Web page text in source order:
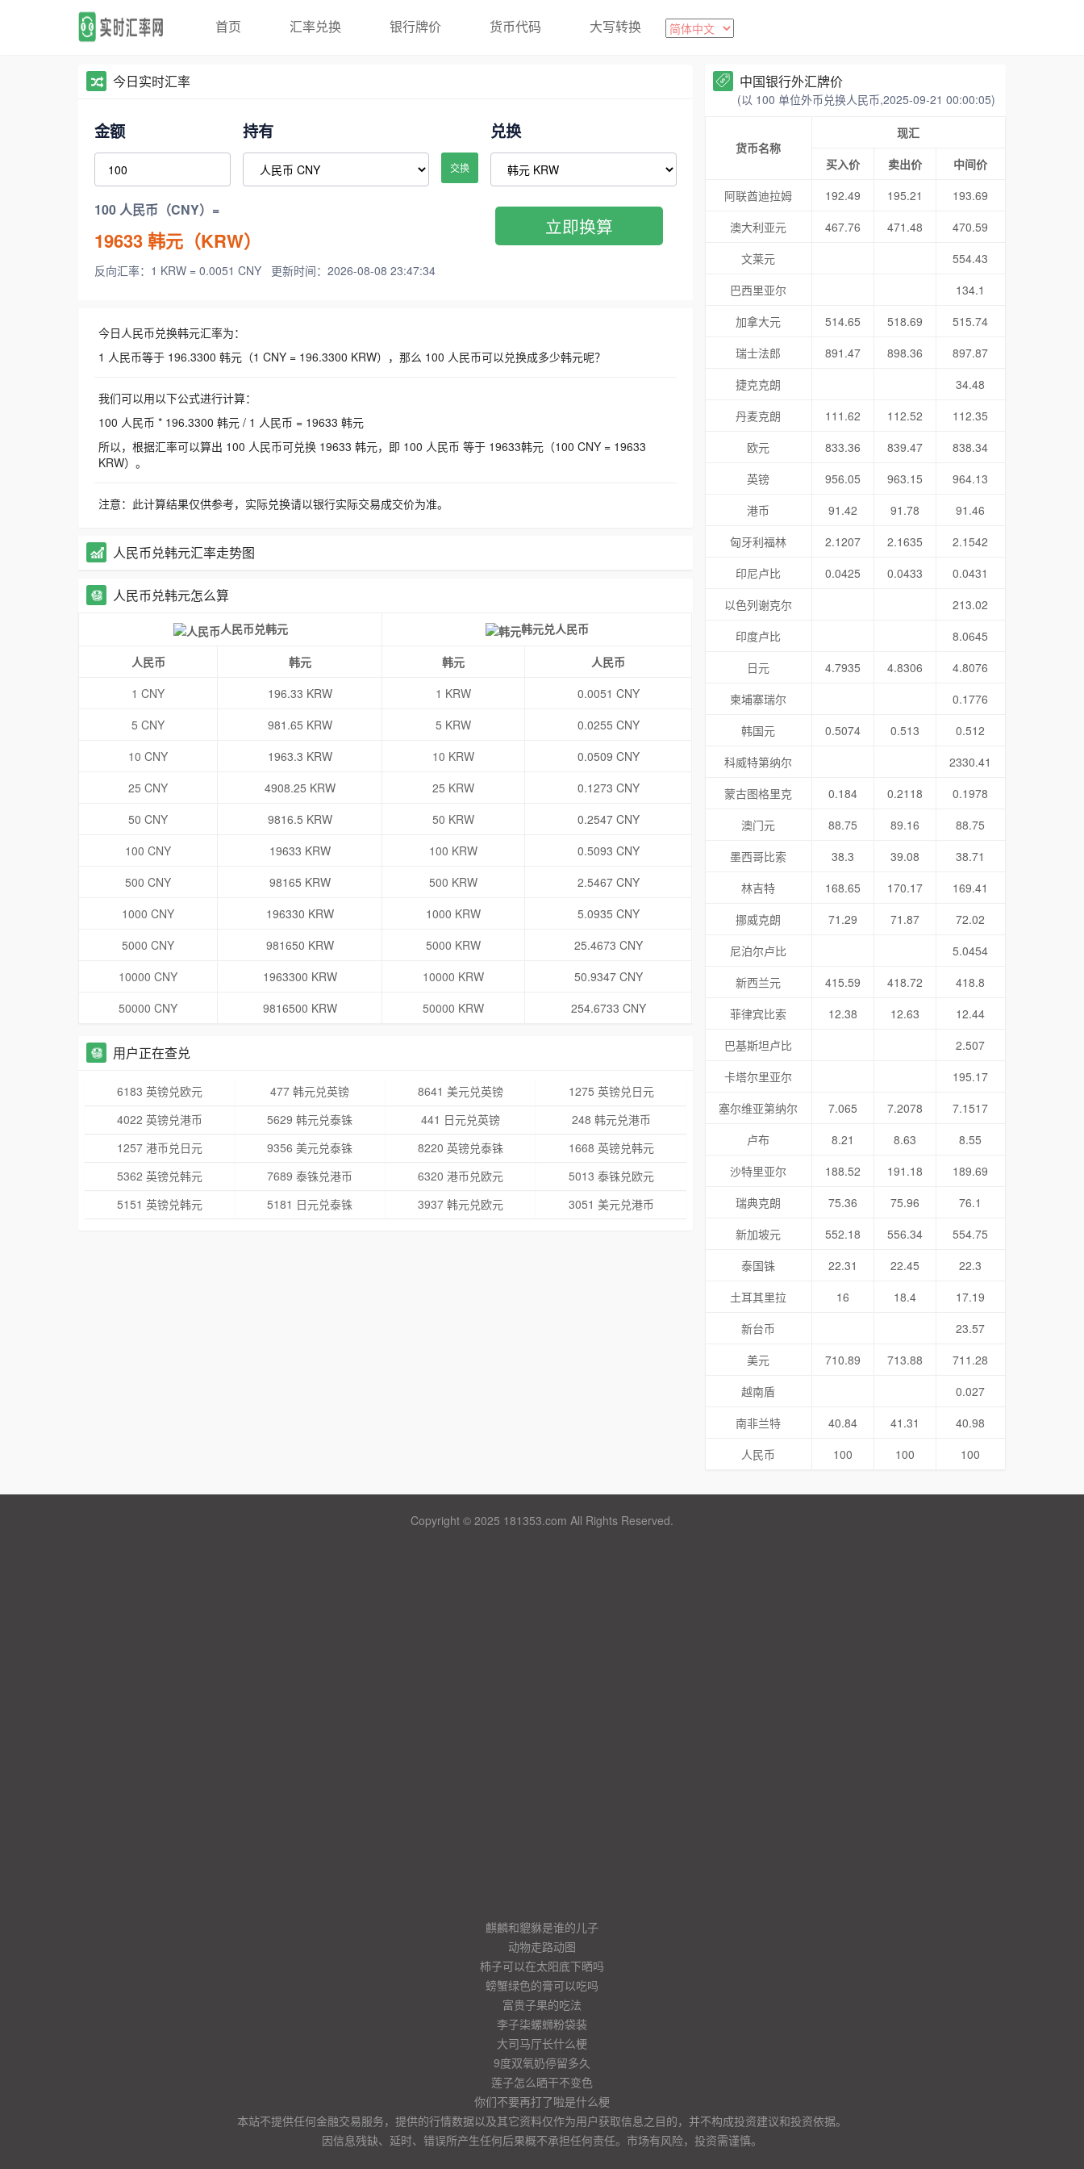
首页 汇率兑换 银行牌价 货币代码 大写转换
今日实时汇率
金额 持有
交换
兑换
100 人民币（CNY）=
19633韩元（KRW）
反向汇率：1 KRW = 0.0051 CNY 更新时间：2026-08-08 23:47:34
立即换算
今日人民币兑换韩元汇率为：
1 人民币等于 196.3300 韩元（1 CNY = 196.3300 KRW），那么 100 人民币可以兑换成多少韩元呢？
我们可以用以下公式进行计算：
100 人民币 * 196.3300 韩元 / 1 人民币 = 19633 韩元
所以，根据汇率可以算出 100 人民币可兑换 19633 韩元，即 100 人民币 等于 19633韩元（100 CNY = 19633
KRW）。
注意：此计算结果仅供参考，实际兑换请以银行实际交易成交价为准。
人民币兑韩元汇率走势图
人民币兑韩元怎么算
人民币兑韩元 韩元兑人民币
人民币 韩元 韩元
人民币
1 CNY
196.33 KRW 1 KRW
0.0051 CNY
5 CNY
981.65 KRW 5 KRW
0.0255 CNY
10 CNY
1963.3 KRW 10 KRW
0.0509 CNY
25 CNY
4908.25 KRW 25 KRW
0.1273 CNY
50 CNY
9816.5 KRW 50 KRW
0.2547 CNY
100 CNY
19633 KRW 100 KRW
0.5093 CNY
500 CNY
98165 KRW 500 KRW
2.5467 CNY
1000 CNY
196330 KRW 1000 KRW
5.0935 CNY
5000 CNY
981650 KRW 5000 KRW
25.4673 CNY
10000 CNY
1963300 KRW 10000 KRW
50.9347 CNY
50000 CNY
9816500 KRW 50000 KRW 254.6733 CNY
用户正在查兑
6183 英镑兑欧元 477 韩元兑英镑 8641 美元兑英镑
1275 英镑兑日元
4022 英镑兑港币
5629 韩元兑泰铢 441 日元兑英镑
248 韩元兑港币
1257 港币兑日元
9356 美元兑泰铢 8220 英镑兑泰铢
1668 英镑兑韩元
5362 英镑兑韩元
7689 泰铢兑港币 6320 港币兑欧元
5013 泰铢兑欧元
5151 英镑兑韩元
5181 日元兑泰铢 3937 韩元兑欧元 3051 美元兑港币
中国银行外汇牌价
(以 100 单位外币兑换人民币,2025-09-21 00:00:05)
货币名称
现汇
买入价
卖出价
中间价
阿联酋迪拉姆
192.49 195.21
193.69
澳大利亚元
467.76 471.48
470.59
文莱元
554.43
巴西里亚尔
134.1
加拿大元
514.65 518.69
515.74
瑞士法郎
891.47 898.36
897.87
捷克克朗
34.48
丹麦克朗
111.62 112.52
112.35
欧元
833.36 839.47
838.34
英镑
956.05 963.15
964.13
港币
91.42 91.78
91.46
匈牙利福林
2.1207 2.1635
2.1542
印尼卢比
0.0425 0.0433
0.0431
以色列谢克尔
213.02
印度卢比
8.0645
日元
4.7935 4.8306
4.8076
柬埔寨瑞尔
0.1776
韩国元
0.5074 0.513
0.512
科威特第纳尔
2330.41
蒙古图格里克
0.184 0.2118
0.1978
澳门元
88.75 89.16
88.75
墨西哥比索
38.3 39.08
38.71
林吉特
168.65 170.17
169.41
挪威克朗
71.29 71.87
72.02
尼泊尔卢比
5.0454
新西兰元
415.59 418.72
418.8
菲律宾比索
12.38 12.63
12.44
巴基斯坦卢比
2.507
卡塔尔里亚尔
195.17
塞尔维亚第纳尔
7.065 7.2078
7.1517
卢布
8.21 8.63
8.55
沙特里亚尔
188.52 191.18
189.69
瑞典克朗
75.36 75.96
76.1
新加坡元
552.18 556.34
554.75
泰国铢
22.31 22.45
22.3
土耳其里拉
16 18.4
17.19
新台币
23.57
美元
710.89 713.88
711.28
越南盾
0.027
南非兰特
40.84 41.31
40.98
人民币
100 100 100
Copyright © 2025 181353.com All Rights Reserved.
麒麟和貔貅是谁的儿子
动物走路动图
柿子可以在太阳底下晒吗
螃蟹绿色的膏可以吃吗
富贵子果的吃法
李子柒螺蛳粉袋装
大司马厅长什么梗
9度双氧奶停留多久
莲子怎么晒干不变色
你们不要再打了啦是什么梗
本站不提供任何金融交易服务，提供的行情数据以及其它资料仅作为用户获取信息之目的，并不构成投资建议和投资依据。
因信息残缺、延时、错误所产生任何后果概不承担任何责任。市场有风险，投资需谨慎。